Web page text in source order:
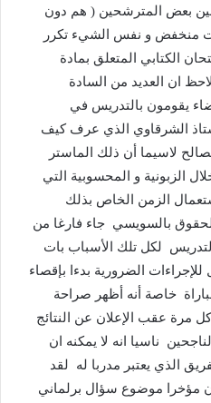
بين بعض المترشحين ( هم دون
منخفض و نفس الشيء تكرر
الكتابي المتعلق بمادة
ان العديد من السادة
يقومون بالتدريس في
الشرقاوي الذي عرف كيف
لاسيما أن ذلك الماستر
الزبونية و المحسوبية التي
الزمن الخاص بذلك
بالسويسي جاء فارغا من
لكل تلك الأسباب بات
الضرورية بدءا بإقصاء
خاصة أنه أظهر صراحة
مرة عقب الإعلان عن النتائج
ناسيا انه لا يمكنه ان
الذي يعتبر مدربا له لقد
مؤخرا موضوع سؤال برلماني